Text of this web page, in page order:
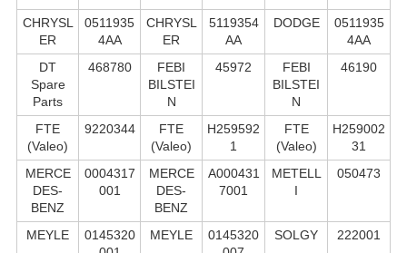
CHRYSL
ER
0511935
4AA
CHRYSL
ER
5119354
AA
DODGE
0511935
4AA
DT
Spare
Parts
468780
FEBI
BILSTEI
N
45972
FEBI
BILSTEI
N
46190
FTE
(Valeo)
9220344
FTE
(Valeo)
H259592
1
FTE
(Valeo)
H259002
31
MERCE
DES-
BENZ
0004317
001
MERCE
DES-
BENZ
A000431
7001
METELL
I
050473
MEYLE
0145320
MEYLE
0145320
SOLGY 222001